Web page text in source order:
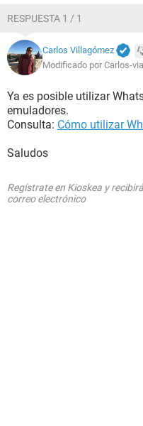
RESPUESTA 1 / 1
Carlos Villagómez
Modificado por Carlos-
Ya es posible utilizar
emuladores.
Consulta: Cómo utilizar
Saludos
Regístrate en Kioskea y
correo electrónico